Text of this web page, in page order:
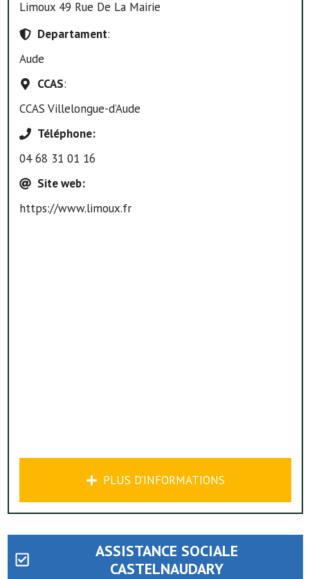
Limoux 49 Rue De La Mairie
Departament:
Aude
CCAS:
CCAS Villelongue-d’Aude
Téléphone:
04 68 31 01 16
Site web:
https://www.limoux.fr
PLUS D’INFORMATIONS
ASSISTANCE SOCIALE
CASTELNAUDARY